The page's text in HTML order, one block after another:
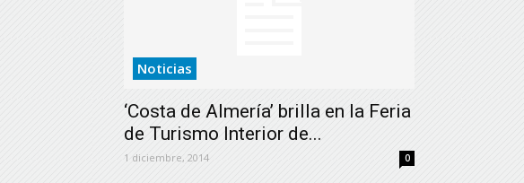
Noticias
‘Costa de Almería’ brilla en la Feria
de Turismo Interior de...
1 diciembre, 2014 0